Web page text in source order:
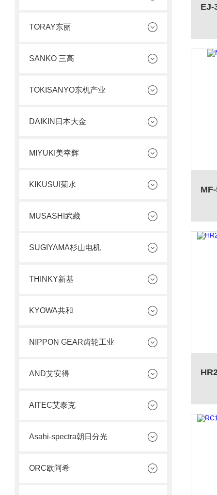
TORAY东丽
SANKO 三高
TOKISANYO东机产业
DAIKIN日本大金
MIYUKI美幸辉
KIKUSUI菊水
MUSASHI武藏
SUGIYAMA杉山电机
THINKY新基
KYOWA共和
NIPPON GEAR齿轮工业
AND艾安得
AITEC艾泰克
Asahi-spectra朝日分光
ORC欧阿希